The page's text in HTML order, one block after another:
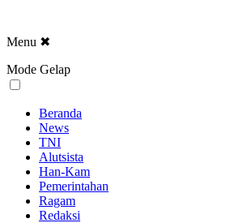
Menu ✖
Mode Gelap
Beranda
News
TNI
Alutsista
Han-Kam
Pemerintahan
Ragam
Redaksi